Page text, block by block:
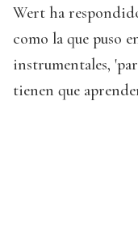
Wert ha
como la que puso
instrumentales,
tienen que